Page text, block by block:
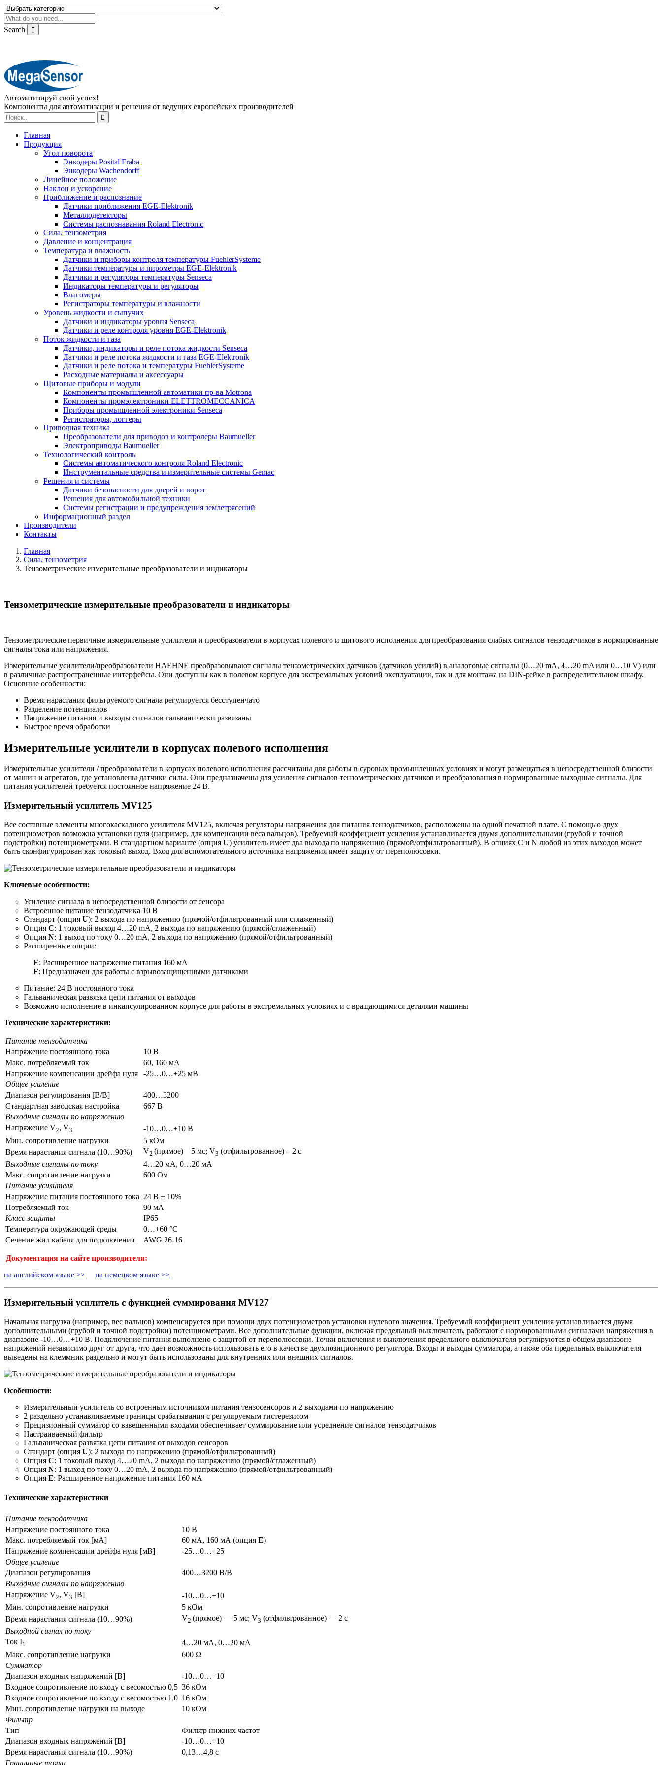
Search
Автоматизируй свой успех!
Компоненты для автоматизации и решения от ведущих европейских производителей
Главная
Продукция
Угол поворота
Энкодеры Posital Fraba
Энкодеры Wachendorff
Линейное положение
Наклон и ускорение
Приближение и распознание
Датчики приближения EGE-Elektronik
Металлодетекторы
Системы распознавания Roland Electronic
Сила, тензометрия
Давление и концентрация
Температура и влажность
Датчики и приборы контроля температуры FuehlerSysteme
Датчики температуры и пирометры EGE-Elektronik
Датчики и регуляторы температуры Senseca
Индикаторы температуры и регуляторы
Влагомеры
Регистраторы температуры и влажности
Уровень жидкости и сыпучих
Датчики и индикаторы уровня Senseca
Датчики и реле контроля уровня EGE-Elektronik
Поток жидкости и газа
Датчики, индикаторы и реле потока жидкости Senseca
Датчики и реле потока жидкости и газа EGE-Elektronik
Датчики и реле потока и температуры FuehlerSysteme
Расходные материалы и аксессуары
Щитовые приборы и модули
Компоненты промышленной автоматики пр-ва Motrona
Компоненты промэлектроники ELETTROMECCANICA
Приборы промышленной электроники Senseca
Регистраторы, логгеры
Приводная техника
Преобразователи для приводов и контролеры Baumueller
Электроприводы Baumueller
Технологический контроль
Системы автоматического контроля Roland Electronic
Инструментальные средства и измерительные системы Gemac
Решения и системы
Датчики безопасности для дверей и ворот
Решения для автомобильной техники
Системы регистрации и предупреждения землетрясений
Информационный раздел
Производители
Контакты
Главная
Сила, тензометрия
Тензометрические измерительные преобразователи и индикаторы
Тензометрические измерительные преобразователи и индикаторы
Тензометрические первичные измерительные усилители и преобразователи в корпусах полевого и щитового исполнения для преобразования слабых сигналов тензодатчиков в нормированные
сигналы тока или напряжения.
Измерительные усилители/преобразователи HAEHNE преобразовывают сигналы тензометрических датчиков (датчиков усилий) в аналоговые сигналы (0…20 mA, 4…20 mA или 0…10 V) или
в различные распространенные интерфейсы. Они доступны как в полевом корпусе для экстремальных условий эксплуатации, так и для монтажа на DIN-рейке в распределительном шкафу.
Основные особенности:
Время нарастания фильтруемого сигнала регулируется бесступенчато
Разделение потенциалов
Напряжение питания и выходы сигналов гальванически развязаны
Быстрое время обработки
Измерительные усилители в корпусах полевого исполнения
Измерительные усилители / преобразователи в корпусах полевого исполнения рассчитаны для работы в суровых промышленных условиях и могут размещаться в непосредственной близости
от машин и агрегатов, где установлены датчики силы. Они предназначены для усиления сигналов тензометрических датчиков и преобразования в нормированные выходные сигналы. Для
питания усилителей требуется постоянное напряжение 24 В.
Измерительный усилитель MV125
Все составные элементы многокаскадного усилителя MV125, включая регуляторы напряжения для питания тензодатчиков, расположены на одной печатной плате. С помощью двух
потенциометров возможна установки нуля (например, для компенсации веса вальцов). Требуемый коэффициент усиления устанавливается двумя дополнительными (грубой и точной
подстройки) потенциометрами. В стандартном варианте (опция U) усилитель имеет два выхода по напряжению (прямой/отфильтрованный). В опциях C и N любой из этих выходов может
быть сконфигурирован как токовый выход. Вход для вспомогательного источника напряжения имеет защиту от переполюсовки.
Ключевые особенности:
Усиление сигнала в непосредственной близости от сенсора
Встроенное питание тензодатчика 10 В
Стандарт (опция U): 2 выхода по напряжению (прямой/отфильтрованный или сглаженный)
Опция C: 1 токовый выход 4…20 mA, 2 выхода по напряжению (прямой/сглаженный)
Опция N: 1 выход по току 0…20 mA, 2 выхода по напряжению (прямой/отфильтрованный)
Расширенные опции:
Е: Расширенное напряжение питания 160 мА
F: Предназначен для работы с взрывозащищенными датчиками
Питание: 24 В постоянного тока
Гальваническая развязка цепи питания от выходов
Возможно исполнение в инкапсулированном корпусе для работы в экстремальных условиях и с вращающимися деталями машины
Технические характеристики:
Питание тензодатчика
Напряжение постоянного тока
10 В
Макс. потребляемый ток
60, 160 мА
Напряжение компенсации дрейфа нуля
-25…0…+25 мВ
Общее усиление
Диапазон регулирования [В/В]
400…3200
Стандартная заводская настройка
667 В
Выходные сигналы по напряжению
Напряжение V2, V3
-10…0…+10 В
Мин. сопротивление нагрузки
5 кОм
Время нарастания сигнала (10…90%)
V2 (прямое) – 5 мс; V3 (отфильтрованное) – 2 с
Выходные сигналы по току
4…20 мА, 0…20 мА
Макс. сопротивление нагрузки
600 Ом
Питание усилителя
Напряжение питания постоянного тока 24 В ± 10%
Потребляемый ток
90 мА
Класс защиты
IP65
Температура окружающей среды
0…+60 °C
Сечение жил кабеля для подключения
AWG 26-16
Документация на сайте производителя:
на английском языке >>
на немецком языке >>
Измерительный усилитель с функцией суммирования MV127
Начальная нагрузка (например, вес вальцов) компенсируется при помощи двух потенциометров установки нулевого значения. Требуемый коэффициент усиления устанавливается двумя
дополнительными (грубой и точной подстройки) потенциометрами. Все дополнительные функции, включая предельный выключатель, работают с нормированными сигналами напряжения в
диапазоне -10…0…+10 В. Подключение питания выполнено с защитой от переполюсовки. Точки включения и выключения предельного выключателя регулируются в общем диапазоне
напряжений независимо друг от друга, что дает возможность использовать его в качестве двухпозиционного регулятора. Входы и выходы сумматора, а также оба предельных выключателя
выведены на клеммник раздельно и могут быть использованы для внутренних или внешних сигналов.
Особенности:
Измерительный усилитель со встроенным источником питания тензосенсоров и 2 выходами по напряжению
2 раздельно устанавливаемые границы срабатывания с регулируемым гистерезисом
Прецизионный сумматор со взвешенными входами обеспечивает суммирование или усреднение сигналов тензодатчиков
Настраиваемый фильтр
Гальваническая развязка цепи питания от выходов сенсоров
Стандарт (опция U): 2 выхода по напряжению (прямой/отфильтрованный)
Опция C: 1 токовый выход 4…20 mA, 2 выхода по напряжению (прямой/сглаженный)
Опция N: 1 выход по току 0…20 mA, 2 выхода по напряжению (прямой/отфильтрованный)
Опция Е: Расширенное напряжение питания 160 мА
Технические характеристики
Питание тензодатчика
Напряжение постоянного тока
10 В
Макс. потребляемый ток [мА]
60 мА, 160 мА (опция E)
Напряжение компенсации дрейфа нуля [мВ]
-25…0…+25
Общее усиление
Диапазон регулирования
400…3200 В/В
Выходные сигналы по напряжению
Напряжение V2, V3 [В]
-10…0…+10
Мин. сопротивление нагрузки
5 кОм
Время нарастания сигнала (10…90%)
V2 (прямое) — 5 мс; V3 (отфильтрованное) — 2 с
Выходной сигнал по току
Ток I1
4…20 мА, 0…20 мА
Макс. сопротивление нагрузки
600 Ω
Сумматор
Диапазон входных напряжений [В]
-10…0…+10
Входное сопротивление по входу с весомостью 0,5 36 кОм
Входное сопротивление по входу с весомостью 1,0 16 кОм
Мин. сопротивление нагрузки на выходе
10 кОм
Фильтр
Тип
Фильтр нижних частот
Диапазон входных напряжений [В]
-10…0…+10
Время нарастания сигнала (10…90%)
0,13…4,8 c
Граничные точки